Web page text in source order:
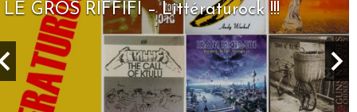
LE GROS RIFFIFI – Seven Days To Rock !!!